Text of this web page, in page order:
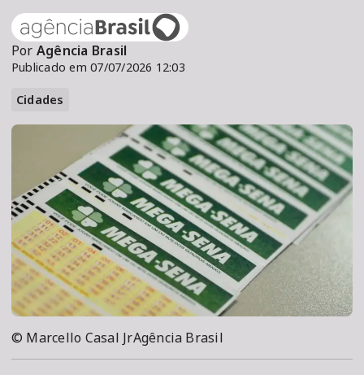
Por Agência Brasil
Publicado em 07/07/2026 12:03
Cidades
© Marcello Casal JrAgência Brasil